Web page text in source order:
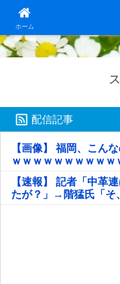
ホーム日本第一！ニュ
配信記事
【画像】 福岡、こん
ｗｗｗｗｗｗｗｗｗ
ｗｗｗｗｗ
【速報】 記者「中革
たが？」→階猛氏「そ